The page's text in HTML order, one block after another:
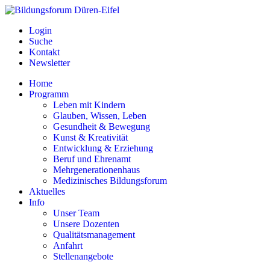
Login
Suche
Kontakt
Newsletter
Home
Programm
Leben mit Kindern
Glauben, Wissen, Leben
Gesundheit & Bewegung
Kunst & Kreativität
Entwicklung & Erziehung
Beruf und Ehrenamt
Mehrgenerationenhaus
Medizinisches Bildungsforum
Aktuelles
Info
Unser Team
Unsere Dozenten
Qualitätsmanagement
Anfahrt
Stellenangebote